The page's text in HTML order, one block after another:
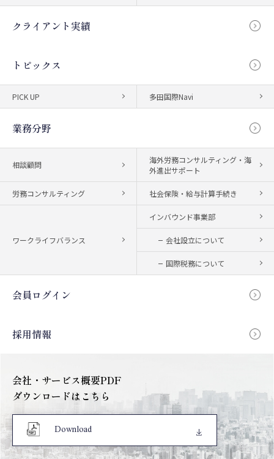
クライアント実績
トピックス
PICK UP 多田国際Navi
業務分野
相談顧問
海外労務コンサルティング・海
外進出サポート
労務コンサルティング 社会保険・給与計算手続き
ワークライフバランス
インバウンド事業部
会社設立について
国際税務について
会員ログイン
採用情報
会社・サービス概要PDF
ダウンロードはこちら
Download